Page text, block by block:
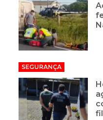
SEGURANÇA